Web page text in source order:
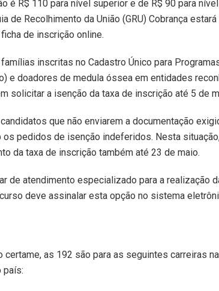
é R$ 110 para nível superior e de R$ 90 para
de Recolhimento da União (GRU) Cobrança
de inscrição online.
inscritas no Cadastro Único para
e doadores de medula óssea em entidades
solicitar a isenção da taxa de inscrição até 5 de
que não enviarem a documentação
pedidos de isenção indeferidos. Nesta
da taxa de inscrição também até 23 de maio.
de atendimento especializado para a realização
deve assinalar esta opção no sistema
certame, as 192 são para as seguintes carreiras
país: